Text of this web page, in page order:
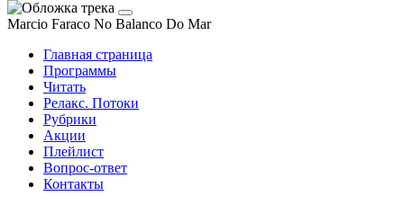
Marcio Faraco No Balanco Do Mar
Главная страница
Программы
Читать
Релакс. Потоки
Рубрики
Акции
Плейлист
Вопрос-ответ
Контакты